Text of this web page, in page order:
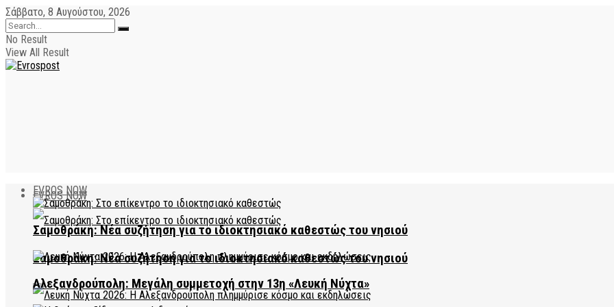
Σάββατο, 8 Αυγούστου, 2026
No Result
View All Result
EVROS NOW
Σαμοθράκη: Νέα συζήτηση για το ιδιοκτησιακό καθεστώς του νησιού
EVROS NOW
Σαμοθράκη: Νέα συζήτηση για το ιδιοκτησιακό καθεστώς του νησιού
Αλεξανδρούπολη: Μεγάλη συμμετοχή στην 13η «Λευκή Νύχτα»